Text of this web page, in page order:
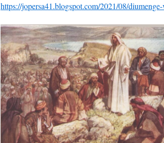
https://jopersa41.blogspot.com/2021/08/